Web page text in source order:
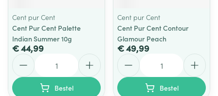
Cent pur Cent
Cent Pur Cent Palette
Indian Summer 10g
€ 44,99
Bestel
Cent pur Cent
Cent Pur Cent Contour
Glamour Peach
€ 49,99
Bestel